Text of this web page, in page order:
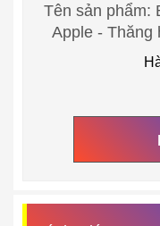
Tên sản phẩm:
Apple -